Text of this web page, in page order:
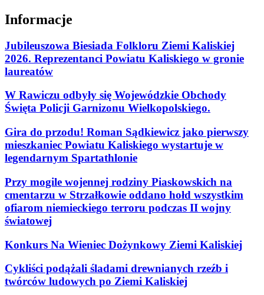
Informacje
Jubileuszowa Biesiada Folkloru Ziemi Kaliskiej
2026. Reprezentanci Powiatu Kaliskiego w gronie
laureatów
W Rawiczu odbyły się Wojewódzkie Obchody
Święta Policji Garnizonu Wielkopolskiego.
Gira do przodu! Roman Sądkiewicz jako pierwszy
mieszkaniec Powiatu Kaliskiego wystartuje w
legendarnym Spartathlonie
Przy mogile wojennej rodziny Piaskowskich na
cmentarzu w Strzałkowie oddano hołd wszystkim
ofiarom niemieckiego terroru podczas II wojny
światowej
Konkurs Na Wieniec Dożynkowy Ziemi Kaliskiej
Cykliści podążali śladami drewnianych rzeźb i
twórców ludowych po Ziemi Kaliskiej